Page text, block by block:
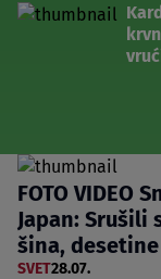
FOTO VIDEO
Japan: Srušili
šina,
SVET28.07.